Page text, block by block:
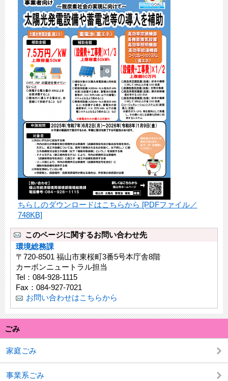
ごみ
家庭ごみ
事業系ごみ
ちらしのダウンロードはこちらから [PDFファイル／
748KB]
このページに関するお問い合わせ先
環境総務課
〒720-8501 福山市東桜町3番5号本庁舎8階
カーボンニュートラル担当
Tel：084-928-1115
Fax：084-927-7021
お問い合わせはこちらから